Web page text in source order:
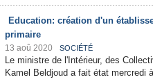
Education: création d'un
primaire
13 aoû 2020 SOCIÉTÉ
Le ministre de l'Intérieur, des
Kamel Beldjoud a fait état mercredi